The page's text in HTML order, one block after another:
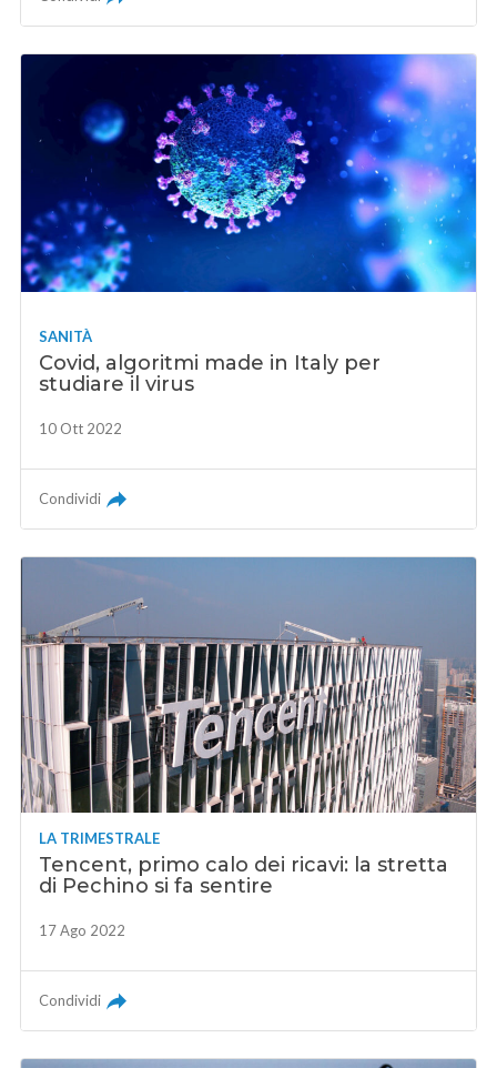
SANITÀ
Covid, algoritmi made in Italy per
studiare il virus
10 Ott 2022
Condividi
LA TRIMESTRALE
Tencent, primo calo dei ricavi: la stretta
di Pechino si fa sentire
17 Ago 2022
Condividi